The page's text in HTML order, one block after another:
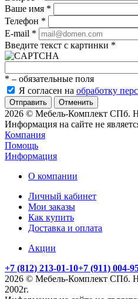
Ваше имя *
Телефон *
E-mail *
Введите текст с картинки *
* – обязательные поля
Я согласен на обработку
Отменить
2026 © Мебель-Комплект СПб.
Информация на сайте не
Компания
Помощь
Информация
О компании
Личный кабинет
Мои заказы
Как купить
Доставка и оплата
Акции
+7 (812) 213-01-10+7 (911) 004-
2026 © Мебель-Комплект СПб.
2002г.